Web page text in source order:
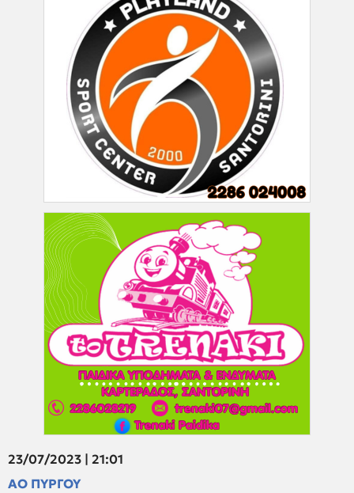
23/07/2023 | 21:01
ΑΟ ΠΥΡΓΟΥ